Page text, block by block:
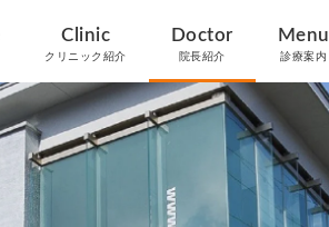
Clinic
クリニック紹介
Doctor
院長紹介
Menu
診療案内